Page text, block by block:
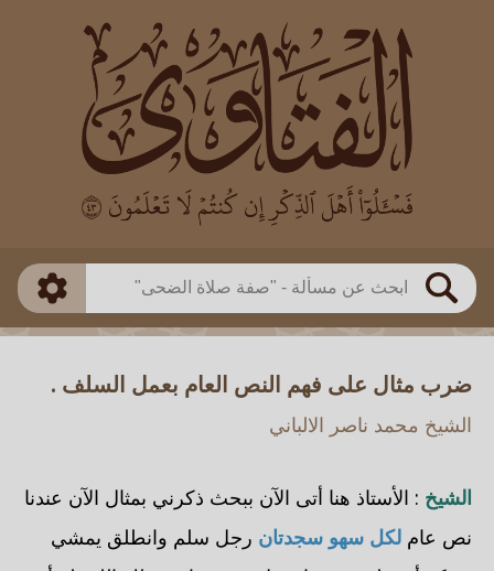
بحث
العالم
بن باز
بن العثيمين
اللجنة الدائمة
طريقة البحث
ذكي
ضرب مثال على فهم النص العام بعمل السلف .
الشيخ محمد ناصر الالباني
الشيخ : الأستاذ هنا أتى الآن ببحث ذكرني بمثال الآن عندنا
نص عام لكل سهو سجدتان رجل سلم وانطلق يمشي